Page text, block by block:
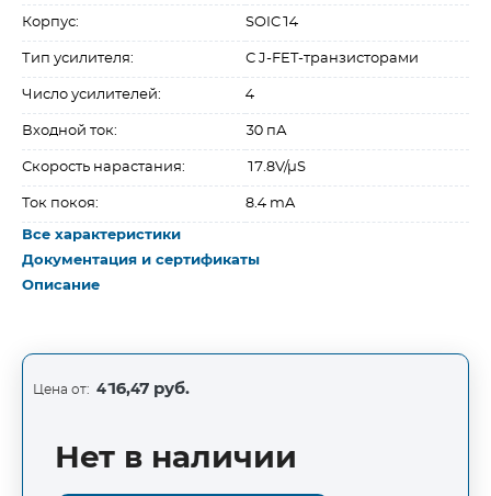
Корпус: SOIC14
Тип усилителя: С J-FET-транзисторами
Число усилителей: 4
Входной ток: 30 пА
Скорость нарастания: 17.8V/µS
Ток покоя: 8.4 mA
Все характеристики
Документация и сертификаты
Описание
Цена от: 416,47 руб.
Нет в наличии